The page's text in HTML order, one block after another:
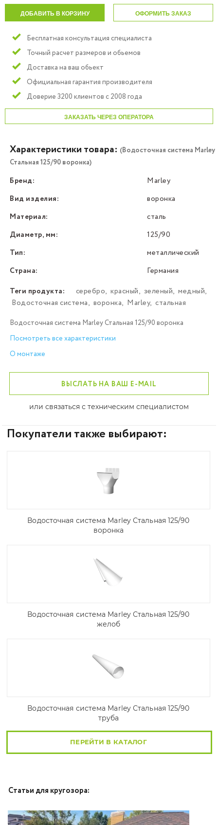
ДОБАВИТЬ В КОРЗИНУ ОФОРМИТЬ ЗАКАЗ
Бесплатная консультация специалиста
Точный расчет размеров и обьемов
Доставка на ваш обьект
Официальная гарантия производителя
Доверие 3200 клиентов с 2008 года
ЗАКАЗАТЬ ЧЕРЕЗ ОПЕРАТОРА
Характеристики товара: (Водосточная система Marley
Стальная 125/90 воронка)
Бренд:
Marley
Вид изделия:
воронка
Материал:
сталь
Диаметр, мм:
125/90
Тип:
металлический
Страна:
Германия
Теги продукта:
серебро, красный, зеленый, медный,
Водосточная система, воронка, Marley, стальная
Водосточная система Marley Стальная 125/90 воронка
Посмотреть все характеристики
О монтаже
ВЫСЛАТЬ НА ВАШ E-MAIL
или связаться с техническим специалистом
Покупатели также выбирают:
Водосточная система Marley Стальная 125/90
воронка
Водосточная система Marley Стальная 125/90
желоб
Водосточная система Marley Стальная 125/90
труба
ПЕРЕЙТИ В КАТАЛОГ
Статьи для кругозора: